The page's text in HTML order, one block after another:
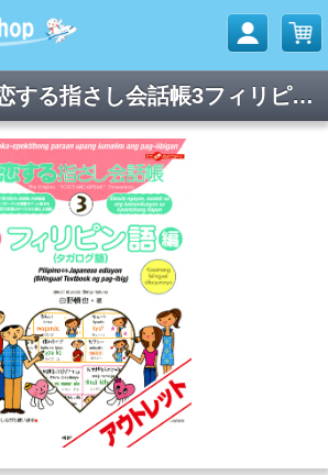
[アウトレット]恋する指さし会話帳3フィリピン語編